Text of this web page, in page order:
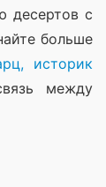
десертов с
больше
историк
между